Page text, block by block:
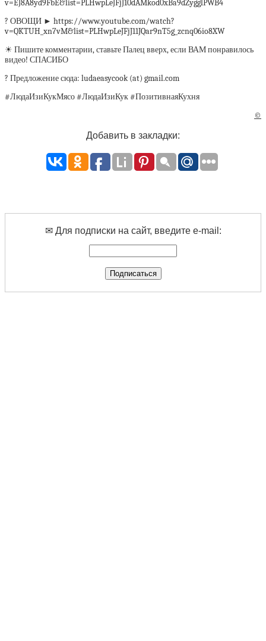
v=EJ8A8yd9FbE&list=PLHwpLeJFjJ10dAMkod0xBa9dZygglPWB4
? ОВОЩИ ► https://www.youtube.com/watch?
v=QKTUH_xn7vM&list=PLHwpLeJFjJ11JQar9nT5g_zcnq06io8XW
☀ Пишите комментарии, ставьте Палец вверх, если ВАМ понравилось
видео! СПАСИБО
? Предложение сюда: ludaeasycook (at) gmail.com
#ЛюдаИзиКукМясо #ЛюдаИзиКук #ПозитивнаяКухня
©
Добавить в закладки:
✉ Для подписки на сайт, введите e-mail: